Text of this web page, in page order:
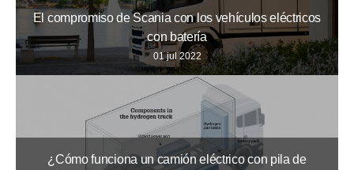
El compromiso de Scania con los vehículos eléctricos
con batería
01 jul 2022
¿Cómo funciona un camión eléctrico con pila de